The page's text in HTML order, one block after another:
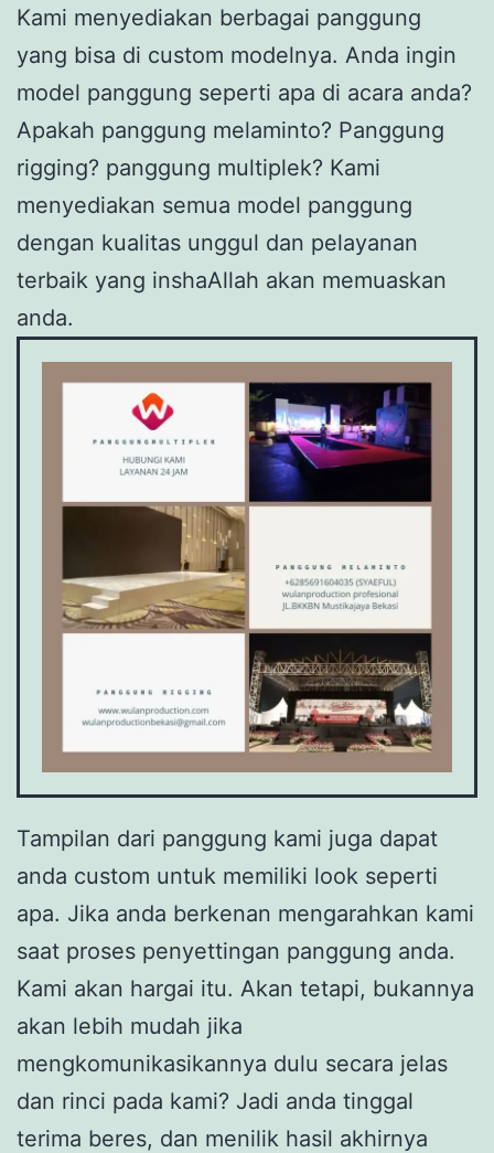
Kami menyediakan berbagai panggung
yang bisa di custom modelnya. Anda ingin
model panggung seperti apa di acara anda?
Apakah panggung melaminto? Panggung
rigging? panggung multiplek? Kami
menyediakan semua model panggung
dengan kualitas unggul dan pelayanan
terbaik yang inshaAllah akan memuaskan
anda.
Tampilan dari panggung kami juga dapat
anda custom untuk memiliki look seperti
apa. Jika anda berkenan mengarahkan kami
saat proses penyettingan panggung anda.
Kami akan hargai itu. Akan tetapi, bukannya
akan lebih mudah jika
mengkomunikasikannya dulu secara jelas
dan rinci pada kami? Jadi anda tinggal
terima beres, dan menilik hasil akhirnya